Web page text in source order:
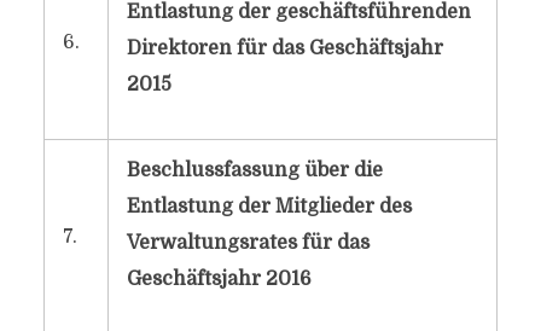
6.
Entlastung der geschäftsführenden
Direktoren für das Geschäftsjahr
2015
7.
Beschlussfassung über die
Entlastung der Mitglieder des
Verwaltungsrates für das
Geschäftsjahr 2016